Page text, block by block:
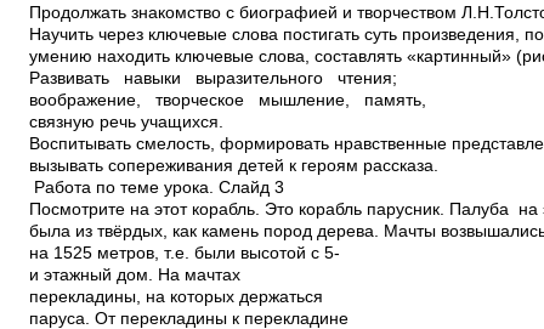
Продолжать знакомство с биографией и творчеством
Научить через ключевые слова постигать суть произведения,
умению находить ключевые слова, составлять «картинный»
Развивать навыки выразительного чтения;
воображение, творческое мышление, память,
связную речь учащихся.
Воспитывать смелость, формировать нравственные
вызывать сопереживания детей к героям рассказа.
Работа по теме урока. Слайд 3
Посмотрите на этот корабль. Это корабль парусник. Палуба
была из твёрдых, как камень пород дерева. Мачты
на 15­25 метров, т.е. были высотой с 5­
и этажный дом. На мачтах
перекладины, на которых держаться
паруса. От перекладины к перекладине